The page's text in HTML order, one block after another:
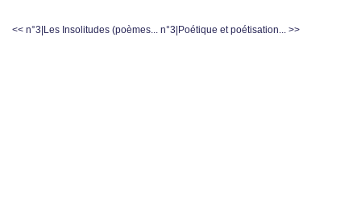
<< n°3|Les Insolitudes (poèmes... n°3|Poétique et poétisation... >>